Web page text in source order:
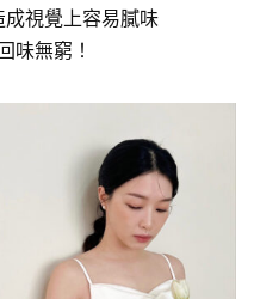
視覺上容易膩味
味無窮！